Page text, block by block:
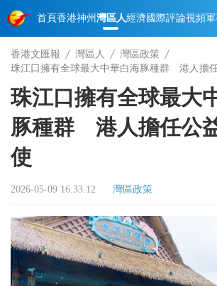
首頁香港神州 灣區人經濟國際評論視頻
香港文匯報 灣區人
灣區政策
珠江口擁有全球最大中華白海豚種群 港人擔
珠江口擁有全球最大
豚種群 港人擔任公
使
2026-05-09 16:33:12 灣區政策